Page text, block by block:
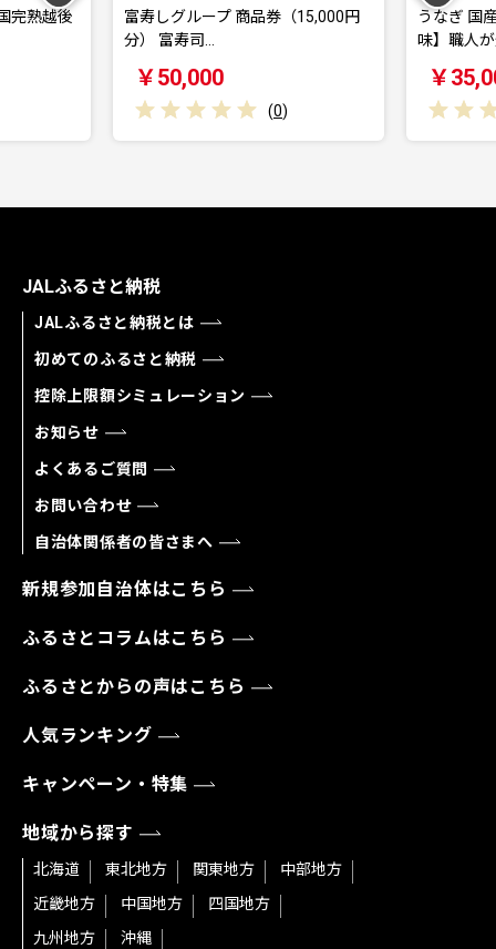
富寿しグループ 商品券（15,000円
( 0 )
うなぎ 国産 蒲焼き 【老
味】職人が焼いた…
( 0 )
JALふるさと納税
JALふるさと納税とは
初めてのふるさと納税
控除上限額シミュレーション
お知らせ
よくあるご質問
お問い合わせ
自治体関係者の皆さまへ
新規参加自治体はこちら
ふるさとコラムはこちら
ふるさとからの声はこちら
人気ランキング
キャンペーン・特集
地域から探す
北海道 東北地方 関東地方
中部地方
近畿地方
中国地方
四国地方
九州地方
沖縄